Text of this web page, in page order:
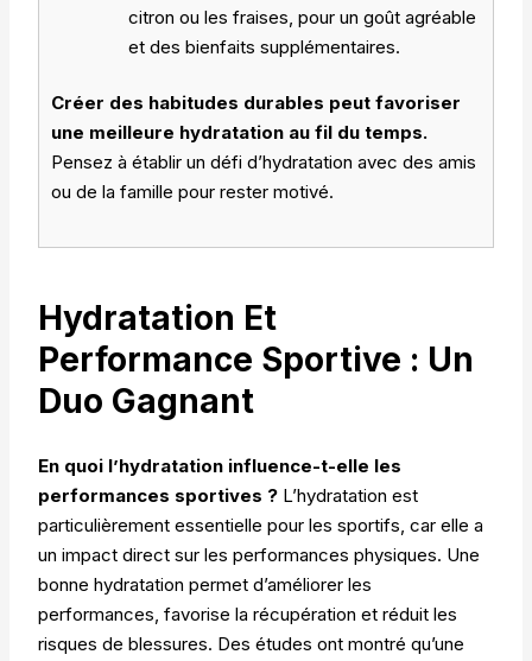
citron ou les fraises, pour un goût agréable
et des bienfaits supplémentaires.
Créer des habitudes durables peut favoriser
une meilleure hydratation au fil du temps.
Pensez à établir un défi d’hydratation avec des amis
ou de la famille pour rester motivé.
Hydratation Et
Performance Sportive : Un
Duo Gagnant
En quoi l’hydratation influence-t-elle les
performances sportives ? L’hydratation est
particulièrement essentielle pour les sportifs, car elle a
un impact direct sur les performances physiques. Une
bonne hydratation permet d’améliorer les
performances, favorise la récupération et réduit les
risques de blessures. Des études ont montré qu’une